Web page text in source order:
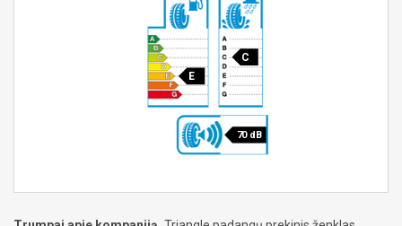
E
C
70 dB